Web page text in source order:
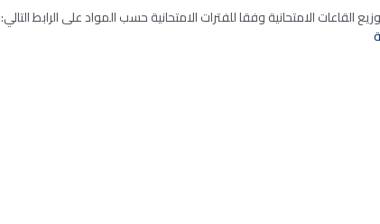
القاعات الامتحانية وفقا للفترات الامتحانية حسب المواد على الرابط التالي: